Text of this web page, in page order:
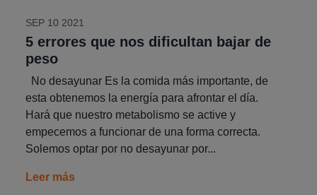
SEP 10 2021
5 errores que nos dificultan bajar de
peso
No desayunar Es la comida más importante, de
esta obtenemos la energía para afrontar el día.
Hará que nuestro metabolismo se active y
empecemos a funcionar de una forma correcta.
Solemos optar por no desayunar por...
Leer más